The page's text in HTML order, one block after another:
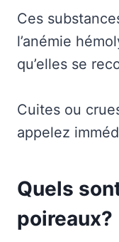
Ces
l’anémie
qu’elles se
Cuites ou
appelez
Quels
poireaux?